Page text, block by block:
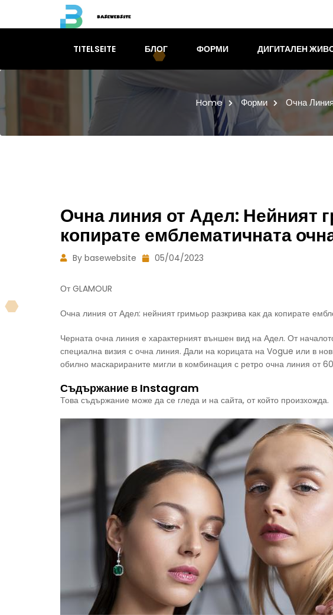
TITELSEITE БЛОГ ФОРМИ ДИГИТАЛЕН
Home Форми Очна
Очна линия от Адел: Нейният
копирате емблематичната
By basewebsite 05/04/2023
От GLAMOUR
Очна линия от Адел: нейният гримьор разкрива как да копирате
Черната очна линия е характерният външен вид на Адел. От
специална визия с очна линия. Дали на корицата на Vogue или в
обилно маскарираните мигли в комбинация с ретро очна линия от
Съдържание в Instagram
Това съдържание може да се гледа и на сайта, от който произхожда.